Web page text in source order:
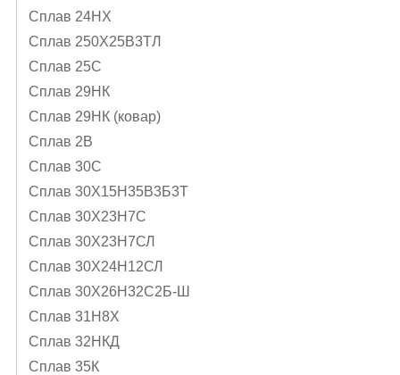
Сплав 24НХ
Сплав 250Х25В3ТЛ
Сплав 25С
Сплав 29НК
Сплав 29НК (ковар)
Сплав 2В
Сплав 30С
Сплав 30Х15Н35В3Б3Т
Сплав 30Х23Н7С
Сплав 30Х23Н7СЛ
Сплав 30Х24Н12СЛ
Сплав 30Х26Н32С2Б-Ш
Сплав 31Н8Х
Сплав 32НКД
Сплав 35К